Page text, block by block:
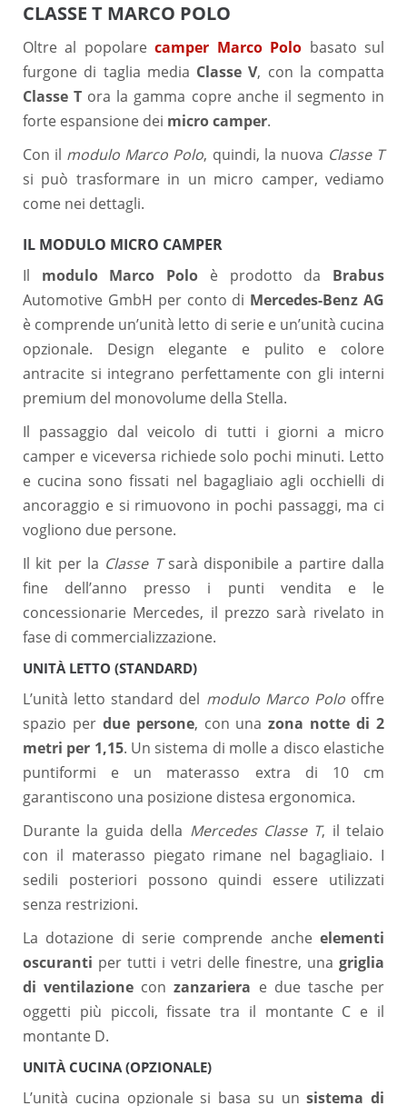
CLASSE T MARCO POLO
Oltre al popolarecamper Marco Polo basato sul
furgone di taglia media Classe V, con la compatta
Classe T ora la gamma copre anche il segmento in
forte espansione dei micro camper.
Con il modulo Marco Polo, quindi, la nuova Classe T
si può trasformare in un micro camper, vediamo
come nei dettagli.
IL MODULO MICRO CAMPER
Il modulo Marco Polo è prodotto da Brabus
Automotive GmbH per conto di Mercedes-Benz AG
è comprende un’unità letto di serie e un’unità cucina
opzionale. Design elegante e pulito e colore
antracite si integrano perfettamente con gli interni
premium del monovolume della Stella.
Il passaggio dal veicolo di tutti i giorni a micro
camper e viceversa richiede solo pochi minuti. Letto
e cucina sono fissati nel bagagliaio agli occhielli di
ancoraggio e si rimuovono in pochi passaggi, ma ci
vogliono due persone.
Il kit per la Classe Tsarà disponibile a partire dalla
fine dell’anno presso i punti vendita e le
concessionarie Mercedes, il prezzo sarà rivelato in
fase di commercializzazione.
UNITÀ LETTO (STANDARD)
L’unità letto standard del modulo Marco Polooffre
spazio perdue persone, con unazona notte di 2
metri per 1,15. Un sistema di molle a disco elastiche
puntiformi e un materasso extra di 10 cm
garantiscono una posizione distesa ergonomica.
Durante la guida della Mercedes Classe T, il telaio
con il materasso piegato rimane nel bagagliaio. I
sedili posteriori possono quindi essere utilizzati
senza restrizioni.
La dotazione di serie comprende anche elementi
oscuranti per tutti i vetri delle finestre, una griglia
di ventilazione conzanzariera e due tasche per
oggetti più piccoli, fissate tra il montante C e il
montante D.
UNITÀ CUCINA (OPZIONALE)
L’unità cucina opzionale si basa su unsistema di